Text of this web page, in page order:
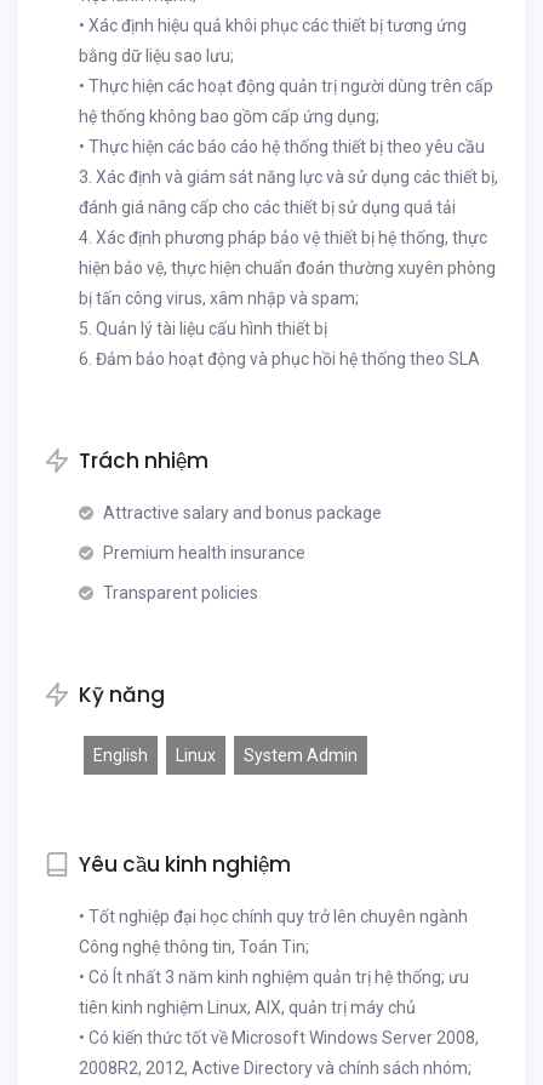
• Xác định hiệu quả khôi phục các thiết bị tương ứng
bằng dữ liệu sao lưu;
• Thực hiện các hoạt động quản trị người dùng trên cấp
hệ thống không bao gồm cấp ứng dụng;
• Thực hiện các báo cáo hệ thống thiết bị theo yêu cầu
3. Xác định và giám sát năng lực và sử dụng các thiết bị,
đánh giá nâng cấp cho các thiết bị sử dụng quá tải
4. Xác định phương pháp bảo vệ thiết bị hệ thống, thực
hiện bảo vệ, thực hiện chuẩn đoán thường xuyên phòng
bị tấn công virus, xâm nhập và spam;
5. Quản lý tài liệu cấu hình thiết bị
6. Đảm bảo hoạt động và phục hồi hệ thống theo SLA
Trách nhiệm
Attractive salary and bonus package
Premium health insurance
Transparent policies
Kỹ năng
English Linux System Admin
Yêu cầu kinh nghiệm
• Tốt nghiệp đại học chính quy trở lên chuyên ngành
Công nghệ thông tin, Toán Tin;
• Có Ít nhất 3 năm kinh nghiệm quản trị hệ thống; ưu
tiên kinh nghiệm Linux, AIX, quản trị máy chủ
• Có kiến thức tốt về Microsoft Windows Server 2008,
2008R2, 2012, Active Directory và chính sách nhóm;